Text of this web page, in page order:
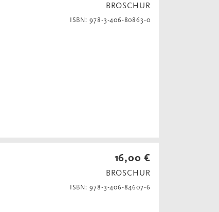
BROSCHUR
ISBN: 978-3-406-80863-0
16,00 €
BROSCHUR
ISBN: 978-3-406-84607-6